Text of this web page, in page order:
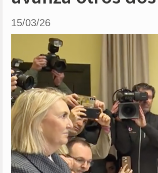
15/03/26